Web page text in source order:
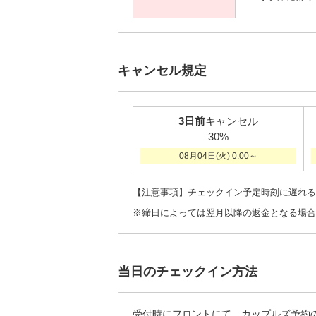
キャンセル規定
3日前キャンセル
30%
08月04日(火) 0:00～
【注意事項】チェックイン予定時刻に遅れ
※締日によっては翌月以降の返金となる場
当日のチェックイン方法
受付時にフロントにて、カップルズ予